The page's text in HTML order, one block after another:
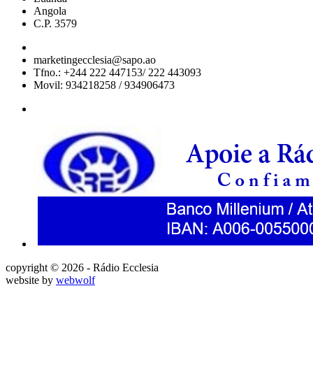
Angola
C.P. 3579
marketingecclesia@sapo.ao
Tfno.: +244 222 447153/ 222 443093
Movil: 934218258 / 934906473
copyright © 2026 - Rádio Ecclesia
website by webwolf